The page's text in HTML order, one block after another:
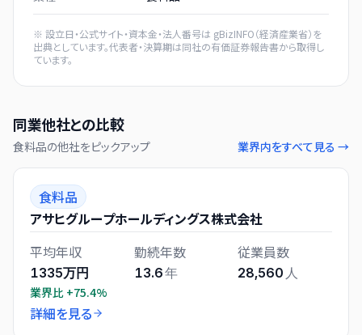
※ 設立日・公式サイト・資本金・法人番号は gBizINFO（経済産業省）を
出典としています。代表者・決算期は同社の有価証券報告書から取得し
ています。
同業他社との比較
食料品の他社をピックアップ 業界内をすべて見る →
食料品
アサヒグループホールディングス株式会社
平均年収
1335万円
業界比 +75.4%
勤続年数
13.6年
従業員数
28,560 人
詳細を見る